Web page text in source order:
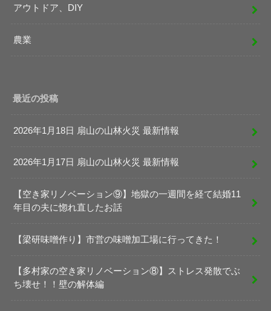
アウトドア、DIY
農業
最近の投稿
2026年1月18日 扇山の山林火災 最新情報
2026年1月17日 扇山の山林火災 最新情報
【空き家リノベーション⑨】地獄の一週間を経て結婚11
年目の夫に惚れ直したお話
【梁研味噌作り】市営の味噌加工場に行ってきた！
【多村家の空き家リノベーション⑧】ストレス発散でぶ
ち壊せ！！壁の解体編